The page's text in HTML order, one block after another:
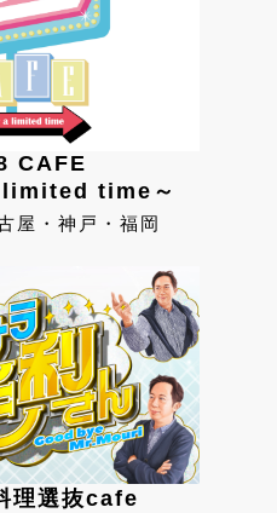
CAFE
time～
屋・神戸・福岡
理選抜cafe